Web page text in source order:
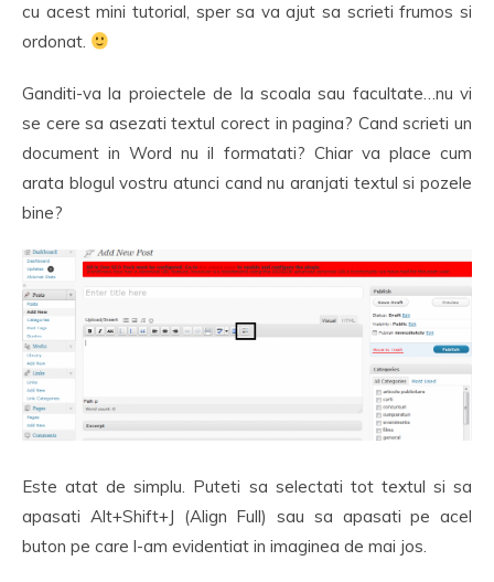
cu acest mini tutorial, sper sa va ajut sa scrieti frumos si
ordonat.
Ganditi-va la proiectele de la scoala sau facultate…nu vi
se cere sa asezati textul corect in pagina? Cand scrieti un
document in Word nu il formatati? Chiar va place cum
arata blogul vostru atunci cand nu aranjati textul si pozele
bine?
Este atat de simplu. Puteti sa selectati tot textul si sa
apasati Alt+Shift+J (Align Full) sau sa apasati pe acel
buton pe care l-am evidentiat in imaginea de mai jos.